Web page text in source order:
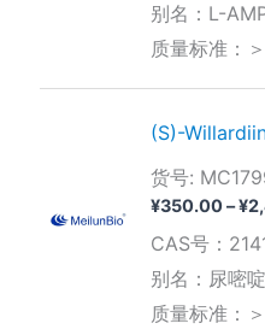
别名：L-
质量标准：
(S)-
货号:
¥350.00–¥
CAS号：
别名：尿嘧
质量标准：